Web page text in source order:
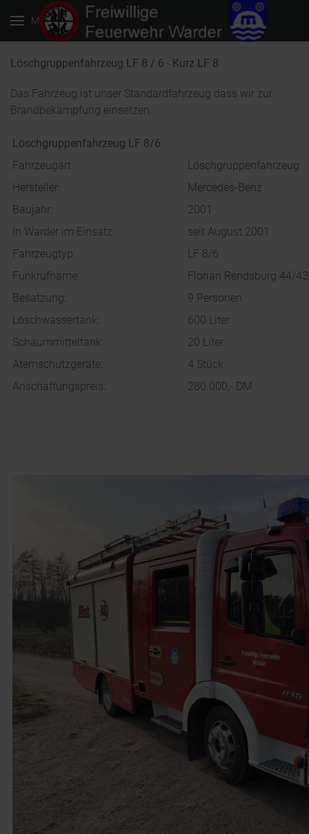
Menu
Löschgruppenfahrzeug LF 8 / 6 - Kurz LF 8
Das Fahrzeug ist unser Standardfahrzeug dass wir zur
Brandbekämpfung einsetzen.
Löschgruppenfahrzeug LF 8/6
Fahrzeugart:
Löschgruppenfahrzeug
Hersteller:
Mercedes-Benz
Baujahr:
2001
In Warder im Einsatz:
seit August 2001
Fahrzeugtyp:
LF 8/6
Funkrufname:
Florian Rendsburg 44/
Besatzung:
9 Personen
Löschwassertank:
600 Liter
Schaummitteltank:
20 Liter
Atemschutzgeräte:
4 Stück
Anschaffungspreis:
280.000,- DM